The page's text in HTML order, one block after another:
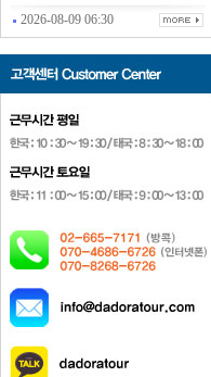
2026-08-09 06:30